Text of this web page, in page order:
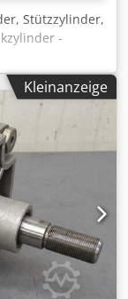
Stützzylinder,
-
mm -
Ø 14 mm -
3,8 kg
Kleinanzeige